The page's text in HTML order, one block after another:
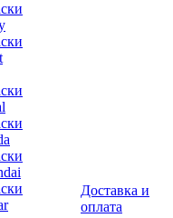
Доставка и
оплата